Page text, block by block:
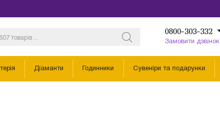
0800-303-332
Замовити дзвінок
Діаманти Годинники Сувеніри та подарунки